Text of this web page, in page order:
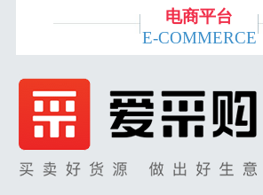
电商平台
E-COMMERCE